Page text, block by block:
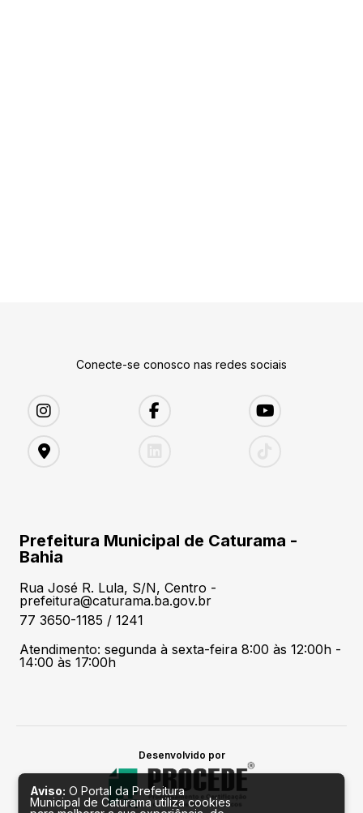
Conecte-se conosco nas redes sociais
Prefeitura Municipal de Caturama -
Bahia
Rua José R. Lula, S/N, Centro -
prefeitura@caturama.ba.gov.br
77 3650-1185 / 1241
Atendimento: segunda à sexta-feira 8:00 às 12:00h -
14:00 às 17:00h
Desenvolvido por
Aviso: O Portal da Prefeitura
Municipal de Caturama utiliza cookies